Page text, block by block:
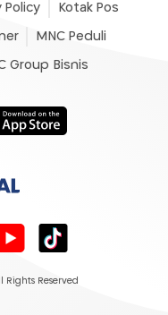
Policy Kotak Pos
MNC Peduli
Group Bisnis
Rights Reserved